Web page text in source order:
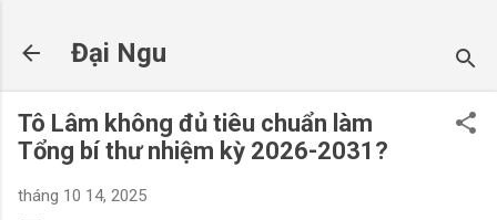
Đại Ngu
Tô Lâm không đủ tiêu chuẩn làm
Tổng bí thư nhiệm kỳ 2026-2031?
tháng 10 14, 2025